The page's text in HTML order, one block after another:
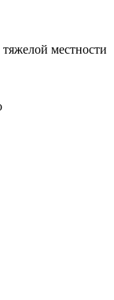
местности